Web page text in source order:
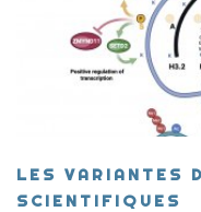
LES VARIANTES
SCIENTIFIQUES